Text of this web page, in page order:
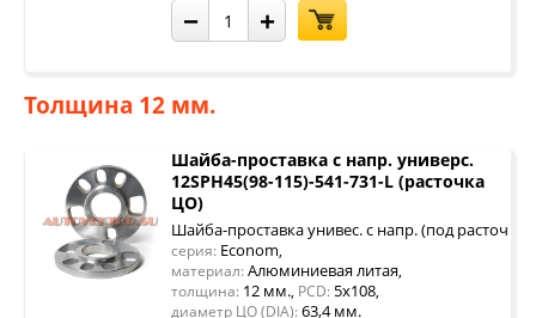
− +
Толщина 12 мм.
Шайба-проставка с напр. универс.
12SPH45(98-115)-541-731-L (расточка
ЦО)
Шайба-проставка унивес. с напр. (под расточку
серия: Econom,
материал: Алюминиевая литая,
толщина: 12 мм., PCD: 5x108,
диаметр ЦО (DIA): 63,4 мм.